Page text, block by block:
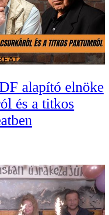
alapító elnöke
és a titkos